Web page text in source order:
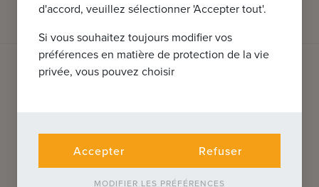
Découvrez nos services
complémentaires
d'accord, veuillez sélectionner 'Accepter tout'.
Si vous souhaitez toujours modifier vos
préférences en matière de protection de la vie
privée, vous pouvez choisir
Accepter Refuser
MODIFIER LES PRÉFÉRENCES